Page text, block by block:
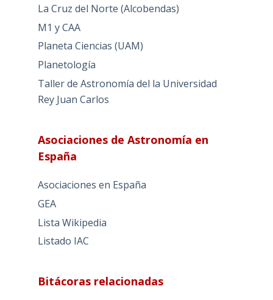
La Cruz del Norte (Alcobendas)
M1 y CAA
Planeta Ciencias (UAM)
Planetología
Taller de Astronomía del la Universidad
Rey Juan Carlos
Asociaciones de Astronomía en
España
Asociaciones en España
GEA
Lista Wikipedia
Listado IAC
Bitácoras relacionadas